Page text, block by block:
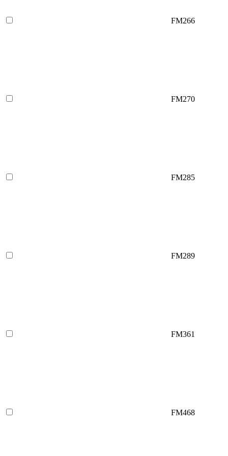
FM266
FM270
FM285
FM289
FM361
FM468